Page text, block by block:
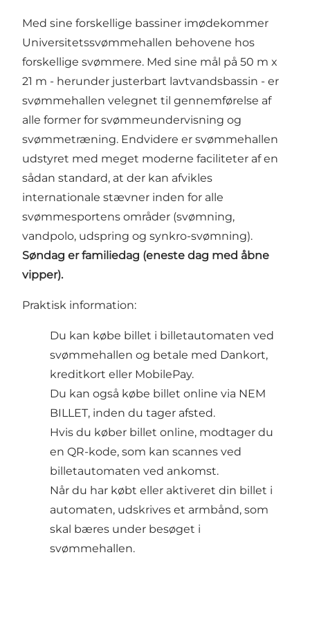
Med sine forskellige bassiner imødekommer
Universitetssvømmehallen behovene hos
forskellige svømmere. Med sine mål på 50 m x
21 m - herunder justerbart lavtvandsbassin - er
svømmehallen velegnet til gennemførelse af
alle former for svømmeundervisning og
svømmetræning. Endvidere er svømmehallen
udstyret med meget moderne faciliteter af en
sådan standard, at der kan afvikles
internationale stævner inden for alle
svømmesportens områder (svømning,
vandpolo, udspring og synkro-svømning).
Søndag er familiedag (eneste dag med åbne
vipper).
Praktisk information:
Du kan købe billet i billetautomaten ved
svømmehallen og betale med Dankort,
kreditkort eller MobilePay.
Du kan også købe billet online via NEM
BILLET, inden du tager afsted.
Hvis du køber billet online, modtager du
en QR-kode, som kan scannes ved
billetautomaten ved ankomst.
Når du har købt eller aktiveret din billet i
automaten, udskrives et armbånd, som
skal bæres under besøget i
svømmehallen.